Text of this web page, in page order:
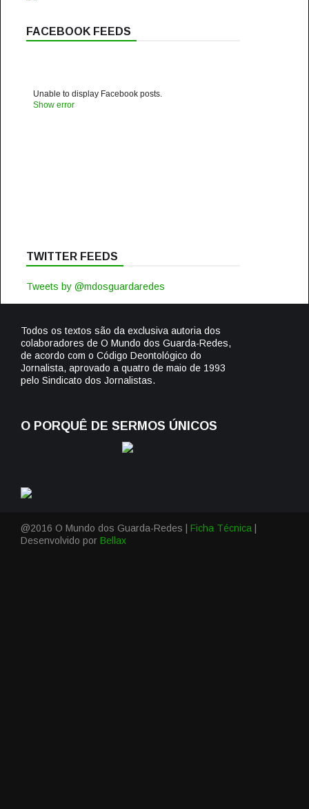
FACEBOOK FEEDS
Unable to display Facebook posts.
Show error
TWITTER FEEDS
Tweets by @mdosguardaredes
Todos os textos são da exclusiva autoria dos
colaboradores de O Mundo dos Guarda-Redes,
de acordo com o Código Deontológico do
Jornalista, aprovado a quatro de maio de 1993
pelo Sindicato dos Jornalistas.
O PORQUÊ DE SERMOS ÚNICOS
@2016 O Mundo dos Guarda-Redes | Ficha Técnica
Desenvolvido por Bellax